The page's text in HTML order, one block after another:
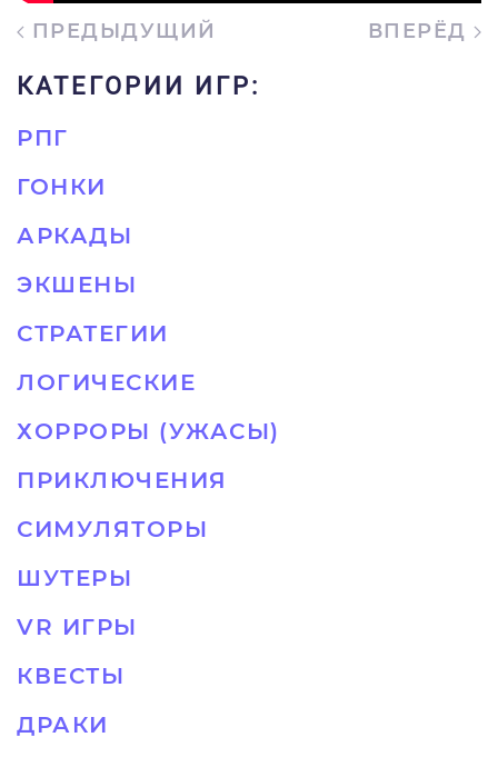
ПРЕДЫДУЩИЙ ВПЕРЁД
КАТЕГОРИИ ИГР:
РПГ
ГОНКИ
АРКАДЫ
ЭКШЕНЫ
СТРАТЕГИИ
ЛОГИЧЕСКИЕ
ХОРРОРЫ (УЖАСЫ)
ПРИКЛЮЧЕНИЯ
СИМУЛЯТОРЫ
ШУТЕРЫ
VR ИГРЫ
КВЕСТЫ
ДРАКИ